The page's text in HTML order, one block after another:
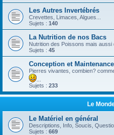
Les Autres Invertébrés
Crevettes, Limaces, Algues...
Sujets : 140
La Nutrition de nos Bacs
Nutrition des Poissons mais aussi
Sujets : 45
Conception et
Pierres vivantes, combien?
Sujets : 233
Le
Le Matériel en général
Descriptions, Info, Soucis,
Sujets : 669